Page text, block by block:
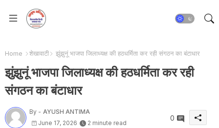
Home शेखावाटी झुंझुनूं भाजपा जिलाध्यक्ष की हठधर्मिता कर रही संगठन का बंटाधार
झुंझुनूं भाजपा जिलाध्यक्ष की हठधर्मिता कर रही
संगठन का बंटाधार
By - AYUSH ANTIMA
June 17, 2026
2 minute read
0